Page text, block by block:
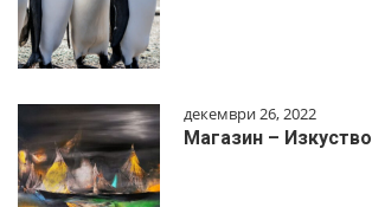
декември 26, 2022
Магазин – Изкуство